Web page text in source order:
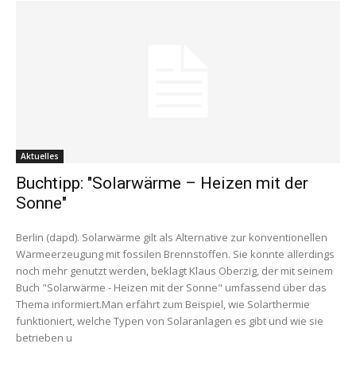
Aktuelles
Buchtipp: "Solarwärme – Heizen mit der
Sonne"
Berlin (dapd). Solarwärme gilt als Alternative zur konventionellen
Wärmeerzeugung mit fossilen Brennstoffen. Sie könnte allerdings
noch mehr genutzt werden, beklagt Klaus Oberzig, der mit seinem
Buch "Solarwärme - Heizen mit der Sonne" umfassend über das
Thema informiert.Man erfährt zum Beispiel, wie Solarthermie
funktioniert, welche Typen von Solaranlagen es gibt und wie sie
betrieben u